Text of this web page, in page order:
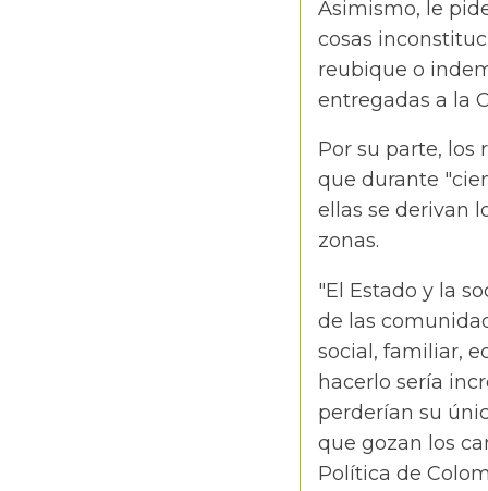
Asimismo, le
cosas
reubique o
entregadas a la
Por su parte, los
que durante
ellas se derivan
zonas.
"El Estado y la
de las
social, familiar,
hacerlo sería
perderían su
que gozan los
Política de